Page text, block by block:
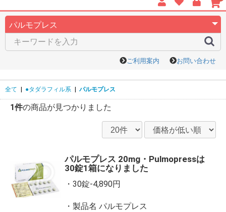
ご利用案内 お問い合わせ
全て ●タダラフィル系 パルモプレス
1件の商品が見つかりました
パルモプレス 20mg・Pulmopressは
30錠1箱になりました
・30錠-4,890円
・製品名 パルモプレス